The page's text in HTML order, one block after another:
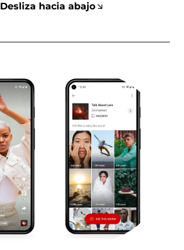
Desliza hacia abajo